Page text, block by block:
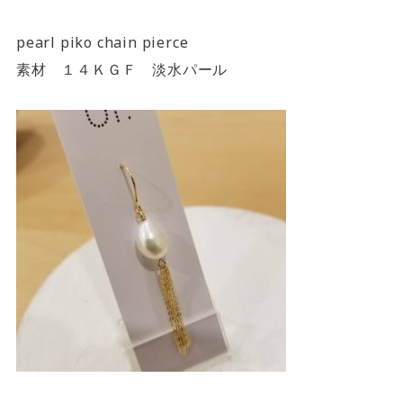
pearl piko chain pierce
素材 １４ＫＧＦ 淡水パール